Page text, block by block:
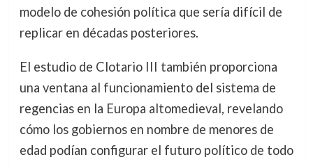
modelo de cohesión política que sería difícil de
replicar en décadas posteriores.
El estudio de Clotario III también proporciona
una ventana al funcionamiento del sistema de
regencias en la Europa altomedieval, revelando
cómo los gobiernos en nombre de menores de
edad podían configurar el futuro político de todo